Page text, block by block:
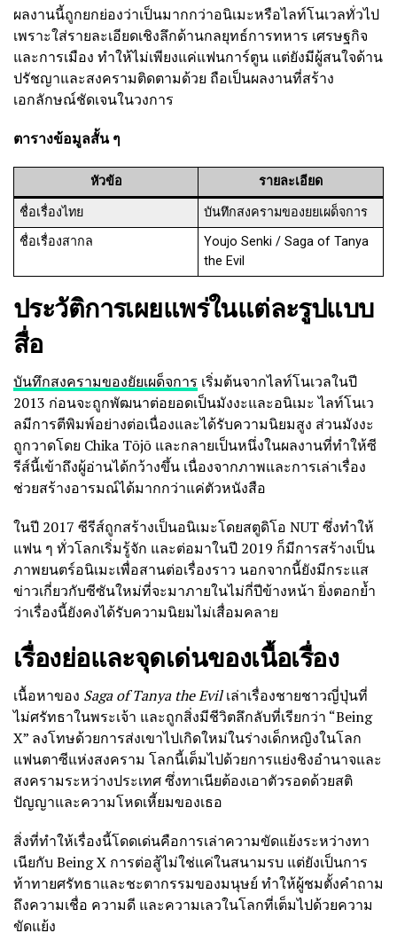
ผลงานนี้ถูกยกย่องว่าเป็นมากกว่าอนิเมะหรือไลท์โนเวลทั่วไป
เพราะใส่รายละเอียดเชิงลึกด้านกลยุทธ์การทหาร เศรษฐกิจ
และการเมือง ทำให้ไม่เพียงแค่แฟนการ์ตูน แต่ยังมีผู้สนใจด้าน
ปรัชญาและสงครามติดตามด้วย ถือเป็นผลงานที่สร้าง
เอกลักษณ์ชัดเจนในวงการ
ตารางข้อมูลสั้น ๆ
หัวข้อ รายละเอียด
ชื่อเรื่องไทย
บันทึกสงครามของยยเผด็จการ
ชื่อเรื่องสากล
Youjo Senki / Saga of Tanya
the Evil
ประวัติการเผยแพร่ในแต่ละรูปแบบ
สื่อ
บันทึกสงครามของยัยเผด็จการ เริ่มต้นจากไลท์โนเวลในปี
2013 ก่อนจะถูกพัฒนาต่อยอดเป็นมังงะและอนิเมะ ไลท์โนเว
ลมีการตีพิมพ์อย่างต่อเนื่องและได้รับความนิยมสูง ส่วนมังงะ
ถูกวาดโดย Chika Tōjō และกลายเป็นหนึ่งในผลงานที่ทำให้ซี
รีส์นี้เข้าถึงผู้อ่านได้กว้างขึ้น เนื่องจากภาพและการเล่าเรื่อง
ช่วยสร้างอารมณ์ได้มากกว่าแค่ตัวหนังสือ
ในปี 2017 ซีรีส์ถูกสร้างเป็นอนิเมะโดยสตูดิโอ NUT ซึ่งทำให้
แฟน ๆ ทั่วโลกเริ่มรู้จัก และต่อมาในปี 2019 ก็มีการสร้างเป็น
ภาพยนตร์อนิเมะเพื่อสานต่อเรื่องราว นอกจากนี้ยังมีกระแส
ข่าวเกี่ยวกับซีซันใหม่ที่จะมาภายในไม่กี่ปีข้างหน้า ยิ่งตอกย้ำ
ว่าเรื่องนี้ยังคงได้รับความนิยมไม่เสื่อมคลาย
เรื่องย่อและจุดเด่นของเนื้อเรื่อง
เนื้อหาของ Saga of Tanya the Evilเล่าเรื่องชายชาวญี่ปุ่นที่
ไม่ศรัทธาในพระเจ้า และถูกสิ่งมีชีวิตลึกลับที่เรียกว่า “Being
X” ลงโทษด้วยการส่งเขาไปเกิดใหม่ในร่างเด็กหญิงในโลก
แฟนตาซีแห่งสงคราม โลกนี้เต็มไปด้วยการแย่งชิงอำนาจและ
สงครามระหว่างประเทศ ซึ่งทาเนียต้องเอาตัวรอดด้วยสติ
ปัญญาและความโหดเหี้ยมของเธอ
สิ่งที่ทำให้เรื่องนี้โดดเด่นคือการเล่าความขัดแย้งระหว่างทา
เนียกับ Being X การต่อสู้ไม่ใช่แค่ในสนามรบ แต่ยังเป็นการ
ท้าทายศรัทธาและชะตากรรมของมนุษย์ ทำให้ผู้ชมตั้งคำถาม
ถึงความเชื่อ ความดี และความเลวในโลกที่เต็มไปด้วยความ
ขัดแย้ง